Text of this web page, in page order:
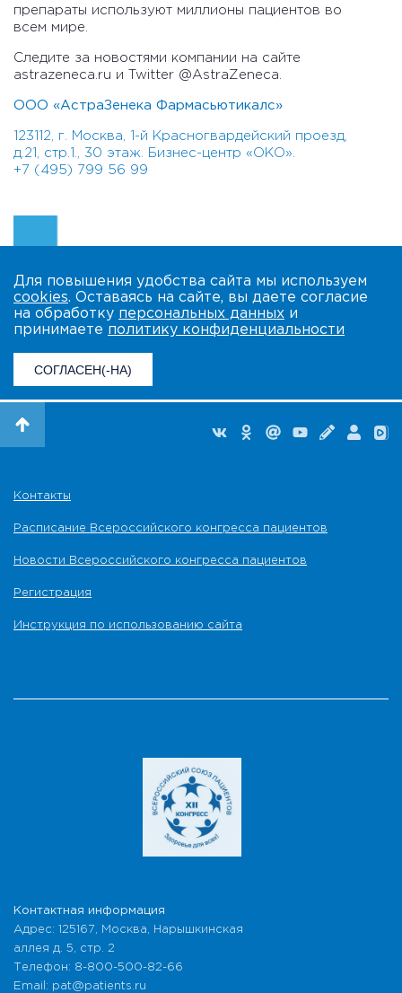
препараты используют миллионы пациентов во
всем мире.
Следите за новостями компании на сайте
astrazeneca.ru и Twitter @AstraZeneca.
ООО «АстраЗенека Фармасьютикалс»
123112, г. Москва, 1-й Красногвардейский проезд,
д.21, стр.1., 30 этаж. Бизнес-центр «ОКО».
+7 (495) 799 56 99
Для повышения удобства сайта мы используем
cookies. Оставаясь на сайте, вы даете согласие
на обработку персональных данных и
принимаете политику конфиденциальности
СОГЛАСЕН(-НА)
Контакты
Расписание Всероссийского конгресса пациентов
Новости Всероссийского конгресса пациентов
Регистрация
Инструкция по использованию сайта
Контактная информация
Адрес: 125167, Москва, Нарышкинская
аллея д. 5, стр. 2
Телефон: 8-800-500-82-66
Email: pat@patients.ru